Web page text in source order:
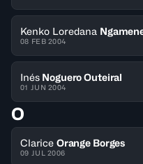
Kenko Loredana
08 FEB 2004
Inés Noguero Outeiral
01 JUN 2004
O
Clarice Orange Borges
09 JUL 2006